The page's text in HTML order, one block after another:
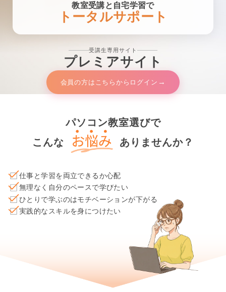
教室受講と自宅学習で
トータルサポート
受講生専用サイト
プレミアサイト
会員の方はこちらからログイン →
パソコン教室選びで
こんな
ありませんか？
仕事と学習を両立できるか心配
無理なく自分のペースで学びたい
ひとりで学ぶのはモチベーションが下がる
実践的なスキルを身につけたい